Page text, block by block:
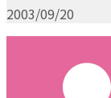
2003/09/20